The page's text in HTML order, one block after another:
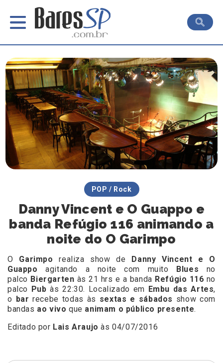
POP / Rock
Danny Vincent e O Guappo e
banda Refúgio 116 animando a
noite do O Garimpo
O Garimpo realiza show de Danny Vincent e O
Guappo agitando a noite com muito Blues no
palco Biergarten às 21 hrs e a banda Refúgio 116 no
palco
Pub às 22:30. Localizado em Embu das Artes,
o barrecebe todas às sextas e sábados show com
bandas ao vivoque animam o público presente.
Editado por Lais Araujo às 04/07/2016